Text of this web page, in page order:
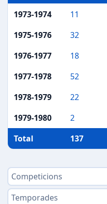
1973-1974 11
1975-1976
32
1976-1977
18
1977-1978
52
1978-1979
22
1979-1980
2
Total
137